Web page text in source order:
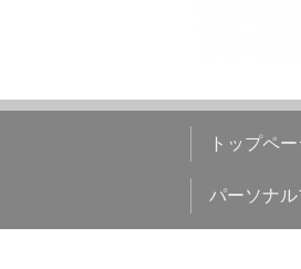
トップペー
パーソナ